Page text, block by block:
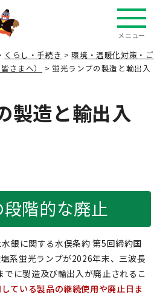
メニュー
くらし・手続き >環境・温暖化対策・ご
さまへ）
> 蛍光ランプの製造と輸出入
製造と輸出入
階的な廃止
銀に関する⽔俣条約 第5回締約国
系蛍光ランプが2026年末、三波⻑
に製造及び輸出入が廃止されるこ
ている製品の継続使⽤や廃止日ま